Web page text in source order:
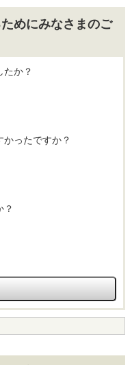
めにみなさまのご
たか？
ったですか？
？